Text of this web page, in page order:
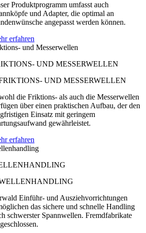
Produktprogramm umfasst auch
und Adapter, die optimal an
angepasst werden können.
erfahren
und Messerwellen
UND MESSERWELLEN
die Friktions- als auch die Messerwellen
über einen praktischen Aufbau, der den
Einsatz mit geringem
gewährleistet.
erfahren
Einführ- und Ausziehvorrichtungen
das sichere und schnelle Handling
schwerster Spannwellen. Fremdfabrikate